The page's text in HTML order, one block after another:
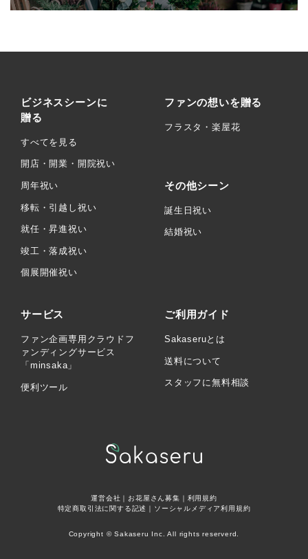
ビジネスシーンに
贈る
すべてを見る
開店・開業・開院祝い
周年祝い
移転・引越し祝い
就任・昇進祝い
竣工・落成祝い
個展開催祝い
ファンの想いを贈る
フラスタ・楽屋花
その他シーン
誕生日祝い
結婚祝い
サービス
ファン企画専用クラウドフ
ァンディングサービス
「minsaka」
便利ツール
ご利用ガイド
Sakaseruとは
送料について
スタッフに無料相談
運営会社 ｜ お花屋さん募集 ｜ 利用規約
特定商取引法に関する記述 ｜ ソーシャルメディア利用規約
Copyright © Sakaseru Inc. All rights reserverd.